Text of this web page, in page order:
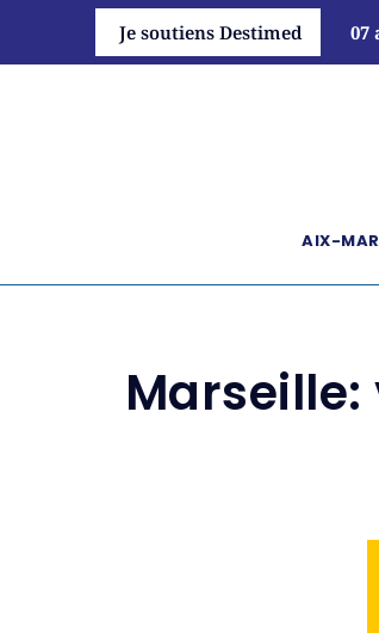
Je soutiens Destimed 07
AIX-